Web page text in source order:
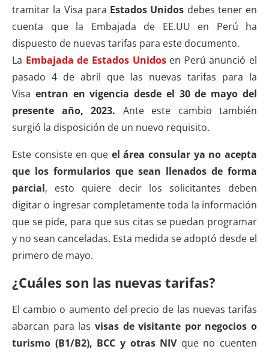
tramitar la Visa para Estados Unidos debes tener en
cuenta que la Embajada de EE.UU en Perú ha
dispuesto de nuevas tarifas para este documento.
La Embajada de Estados Unidosen Perú anunció el
pasado 4 de abril que las nuevas tarifas para la
Visa entran en vigencia desde el 30 de mayo del
presente año, 2023. Ante este cambio también
surgió la disposición de un nuevo requisito.
Este consiste en que el área consular ya no acepta
que los formularios que sean llenados de forma
parcial, esto quiere decir los solicitantes deben
digitar o ingresar completamente toda la información
que se pide, para que sus citas se puedan programar
y no sean canceladas. Esta medida se adoptó desde el
primero de mayo.
¿Cuáles son las nuevas tarifas?
El cambio o aumento del precio de las nuevas tarifas
abarcan para las visas de visitante por negocios o
turismo (B1/B2), BCC y otras NIV que no cuenten